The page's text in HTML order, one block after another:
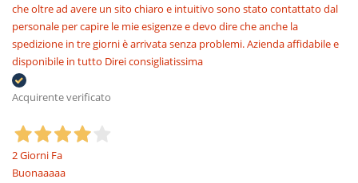
che oltre ad avere un sito chiaro e intuitivo sono stato contattato dal
personale per capire le mie esigenze e devo dire che anche la
spedizione in tre giorni è arrivata senza problemi. Azienda affidabile e
disponibile in tutto Direi consigliatissima
Acquirente verificato
2 Giorni Fa
Buonaaaaa